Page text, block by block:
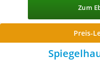
Zum
Preis-